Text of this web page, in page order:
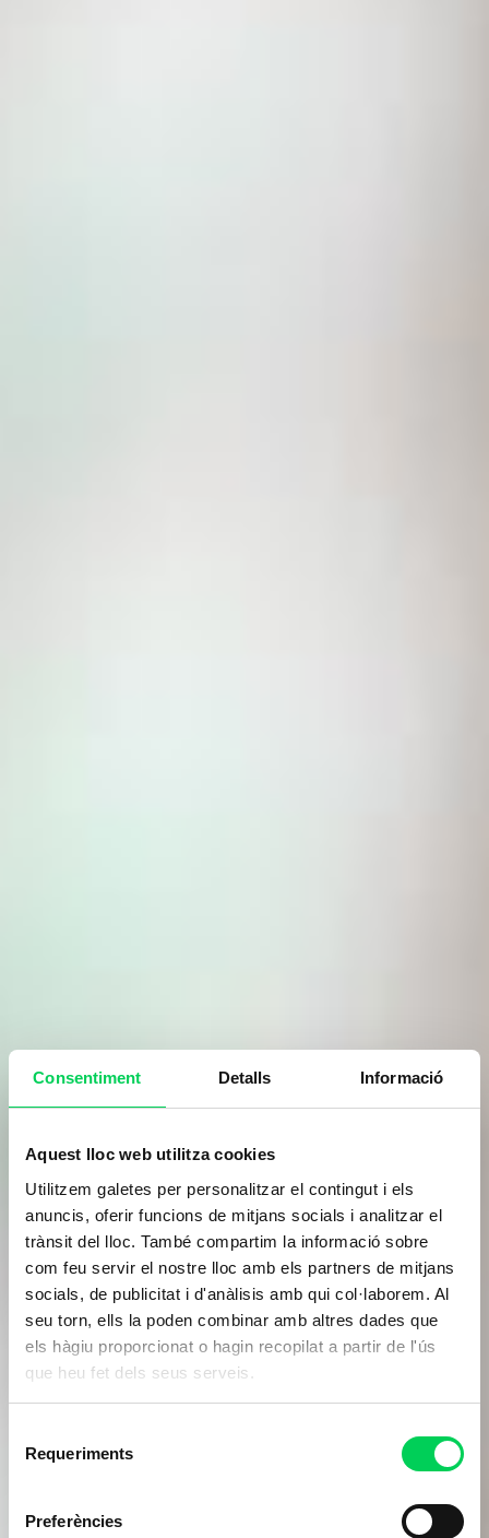
Consentiment Detalls Informació
Aquest lloc web utilitza cookies
Utilitzem galetes per personalitzar el contingut i els
anuncis, oferir funcions de mitjans socials i analitzar el
trànsit del lloc. També compartim la informació sobre
com feu servir el nostre lloc amb els partners de mitjans
socials, de publicitat i d'anàlisis amb qui col·laborem. Al
seu torn, ells la poden combinar amb altres dades que
els hàgiu proporcionat o hagin recopilat a partir de l'ús
que heu fet dels seus serveis.
Requeriments
Preferències